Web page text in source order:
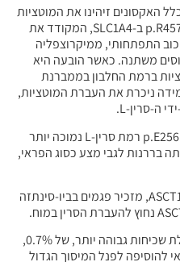
האקסונים זיהינו את המוטציות
הנסגניות, p.E256K, p.L315fs ו- p.R457W ב-SLC1A4, המקודד את
התפתחותי, ממיקרוצפליה
משתנה. כאשר הובעה היא
ברמת החלבון בממברנת
ניכרת את העברת המוטציות,
למרבה העניין, הפגינה מוטציית ה-p.E256K רמת סרין-L נמוכה יותר
בררנות לגבי מצע כסוג הפראי,
מסקנות: המחסור בפנוטיפ הקליני, ASCT1, מזכיר פגמים בביו-סינתזה
מוטציית ה-p.E256K ב-SLC1A4 בעלת שכיחות גבוהה יותר, של 0.7%,
להוסיפה לפנל המיסוך הגדול